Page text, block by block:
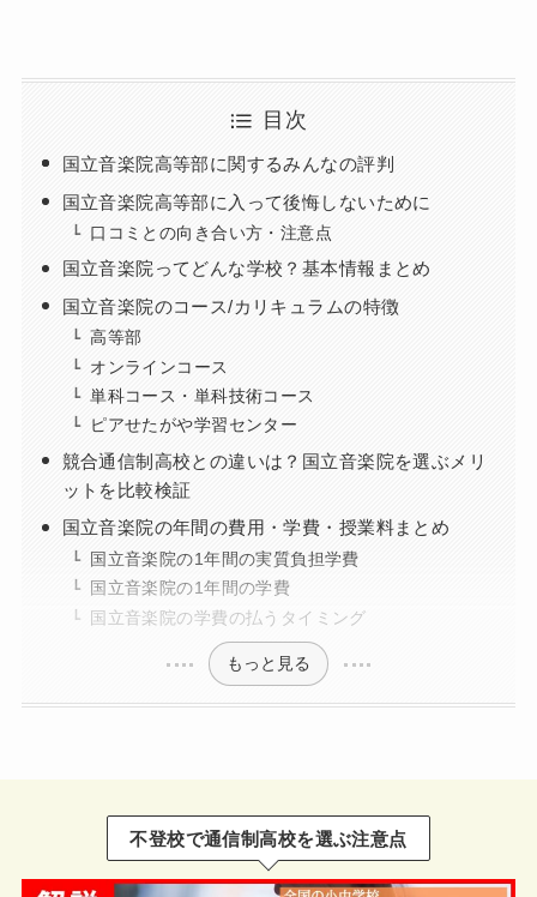
目次
国立音楽院高等部に関するみんなの評判
国立音楽院高等部に入って後悔しないために
口コミとの向き合い方・注意点
国立音楽院ってどんな学校？基本情報まとめ
国立音楽院のコース/カリキュラムの特徴
高等部
オンラインコース
単科コース・単科技術コース
ピアせたがや学習センター
競合通信制高校との違いは？国立音楽院を選ぶメリ
ットを比較検証
国立音楽院の年間の費用・学費・授業料まとめ
国立音楽院の1年間の実質負担学費
国立音楽院の1年間の学費
国立音楽院の学費の払うタイミング
もっと見る
不登校で通信制高校を選ぶ注意点